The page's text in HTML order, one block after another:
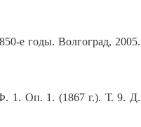
е годы. Волгоград, 2005.
1. Оп. 1. (1867 г.). Т. 9. Д.